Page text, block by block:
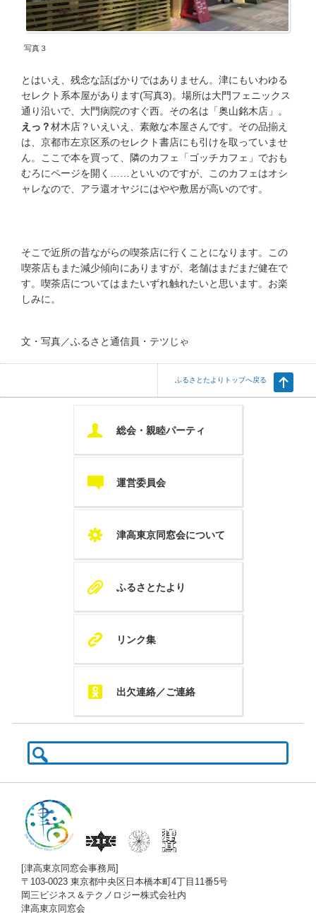
写真３
とはいえ、残念な話ばかりではありません。津にもいわゆる
セレクト系本屋があります(写真3)。場所は大門フェニックス
通り沿いで、大門病院のすぐ西。その名は「奥山銘木店」。
えっ？材木店？いえいえ、素敵な本屋さんです。その品揃え
は、京都市左京区系のセレクト書店にも引けを取っていませ
ん。ここで本を買って、隣のカフェ「ゴッチカフェ」でおも
むろにページを開く……といいのですが、このカフェはオシ
ャレなので、アラ還オヤジにはやや敷居が高いのです。
そこで近所の昔ながらの喫茶店に行くことになります。この
喫茶店もまた減少傾向にありますが、老舗はまだまだ健在で
す。喫茶店についてはまたいずれ触れたいと思います。お楽
しみに。
文・写真／ふるさと通信員・テツじゃ
ふるさとたよりトップへ戻る
U 総会・親睦パーティ
c 運営委員会
S 津高東京同窓会について
A ふるさとたより
K リンク集
Q 出欠連絡／ご連絡
検
索:
[津高東京同窓会事務局]
〒103-0023 東京都中央区日本橋本町4丁目11番5号
岡三ビジネス＆テクノロジー株式会社内
津高東京同窓会